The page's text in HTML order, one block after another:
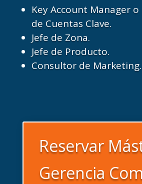
Key Account Manager o
de Cuentas Clave.
Jefe de Zona.
Jefe de Producto.
Consultor de Marketing.
Reservar
Gerencia